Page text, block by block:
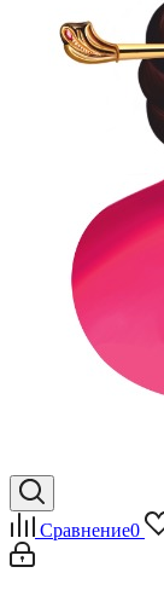
Сравнение0